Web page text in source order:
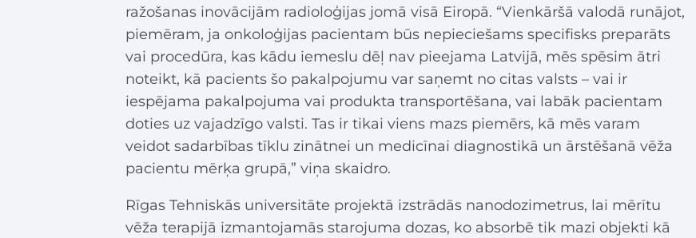
ražošanas inovācijām radioloģijas jomā visā Eiropā. “Vienkāršā valodā runājot,
piemēram, ja onkoloģijas pacientam būs nepieciešams specifisks preparāts
vai procedūra, kas kādu iemeslu dēļ nav pieejama Latvijā, mēs spēsim ātri
noteikt, kā pacients šo pakalpojumu var saņemt no citas valsts – vai ir
iespējama pakalpojuma vai produkta transportēšana, vai labāk pacientam
doties uz vajadzīgo valsti. Tas ir tikai viens mazs piemērs, kā mēs varam
veidot sadarbības tīklu zinātnei un medicīnai diagnostikā un ārstēšanā vēža
pacientu mērķa grupā,” viņa skaidro.
Rīgas Tehniskās universitāte projektā izstrādās nanodozimetrus, lai mērītu
vēža terapijā izmantojamās starojuma dozas, ko absorbē tik mazi objekti kā